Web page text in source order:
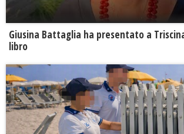
Giusina Battaglia ha presentato a
libro